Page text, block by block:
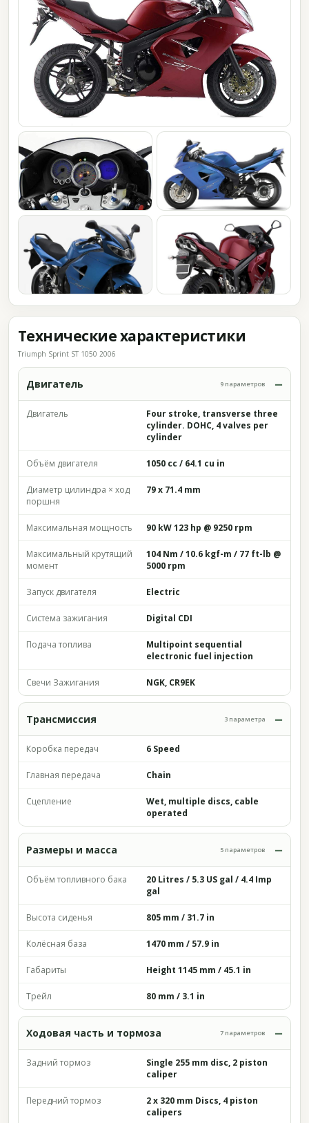
Технические характеристики
Triumph Sprint ST 1050 2006
Двигатель 9 параметров
Двигатель
Four stroke, transverse three
cylinder. DOHC, 4 valves per
cylinder
Объём двигателя 1050 cc / 64.1 cu in
Диаметр цилиндра × ход
поршня
79 x 71.4 mm
Максимальная мощность 90 kW 123 hp @ 9250 rpm
Максимальный крутящий
момент
104 Nm / 10.6 kgf-m / 77 ft-lb @
5000 rpm
Запуск двигателя Electric
Система зажигания Digital CDI
Подача топлива
Multipoint sequential
electronic fuel injection
Свечи Зажигания NGK, CR9EK
Трансмиссия 3 параметра
Коробка передач 6 Speed
Главная передача Chain
Сцепление
Wet, multiple discs, cable
operated
Размеры и масса 5 параметров
Объём топливного бака
20 Litres / 5.3 US gal / 4.4 Imp
gal
Высота сиденья 805 mm / 31.7 in
Колёсная база 1470 mm / 57.9 in
Габариты Height 1145 mm / 45.1 in
Трейл 80 mm / 3.1 in
Ходовая часть и тормоза 7 параметров
Задний тормоз
Single 255 mm disc, 2 piston
caliper
Передний тормоз
2 x 320 mm Discs, 4 piston
calipers